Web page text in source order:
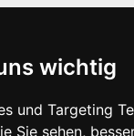
wichtig
und Targeting
Sie sehen,